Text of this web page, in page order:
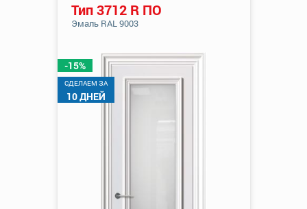
-15%
CДЕЛАЕМ ЗА
10 ДНЕЙ
Тип 3712 R ПО
Эмаль RAL 9003